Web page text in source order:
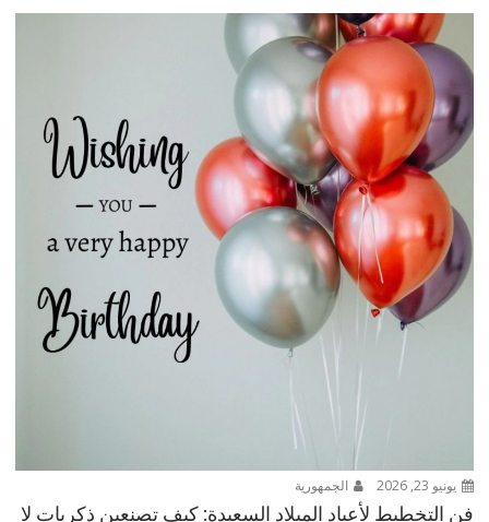
يونيو 23, 2026 الجمهورية
فن التخطيط لأعياد الميلاد السعيدة: كيف تصنعين ذكريات لا